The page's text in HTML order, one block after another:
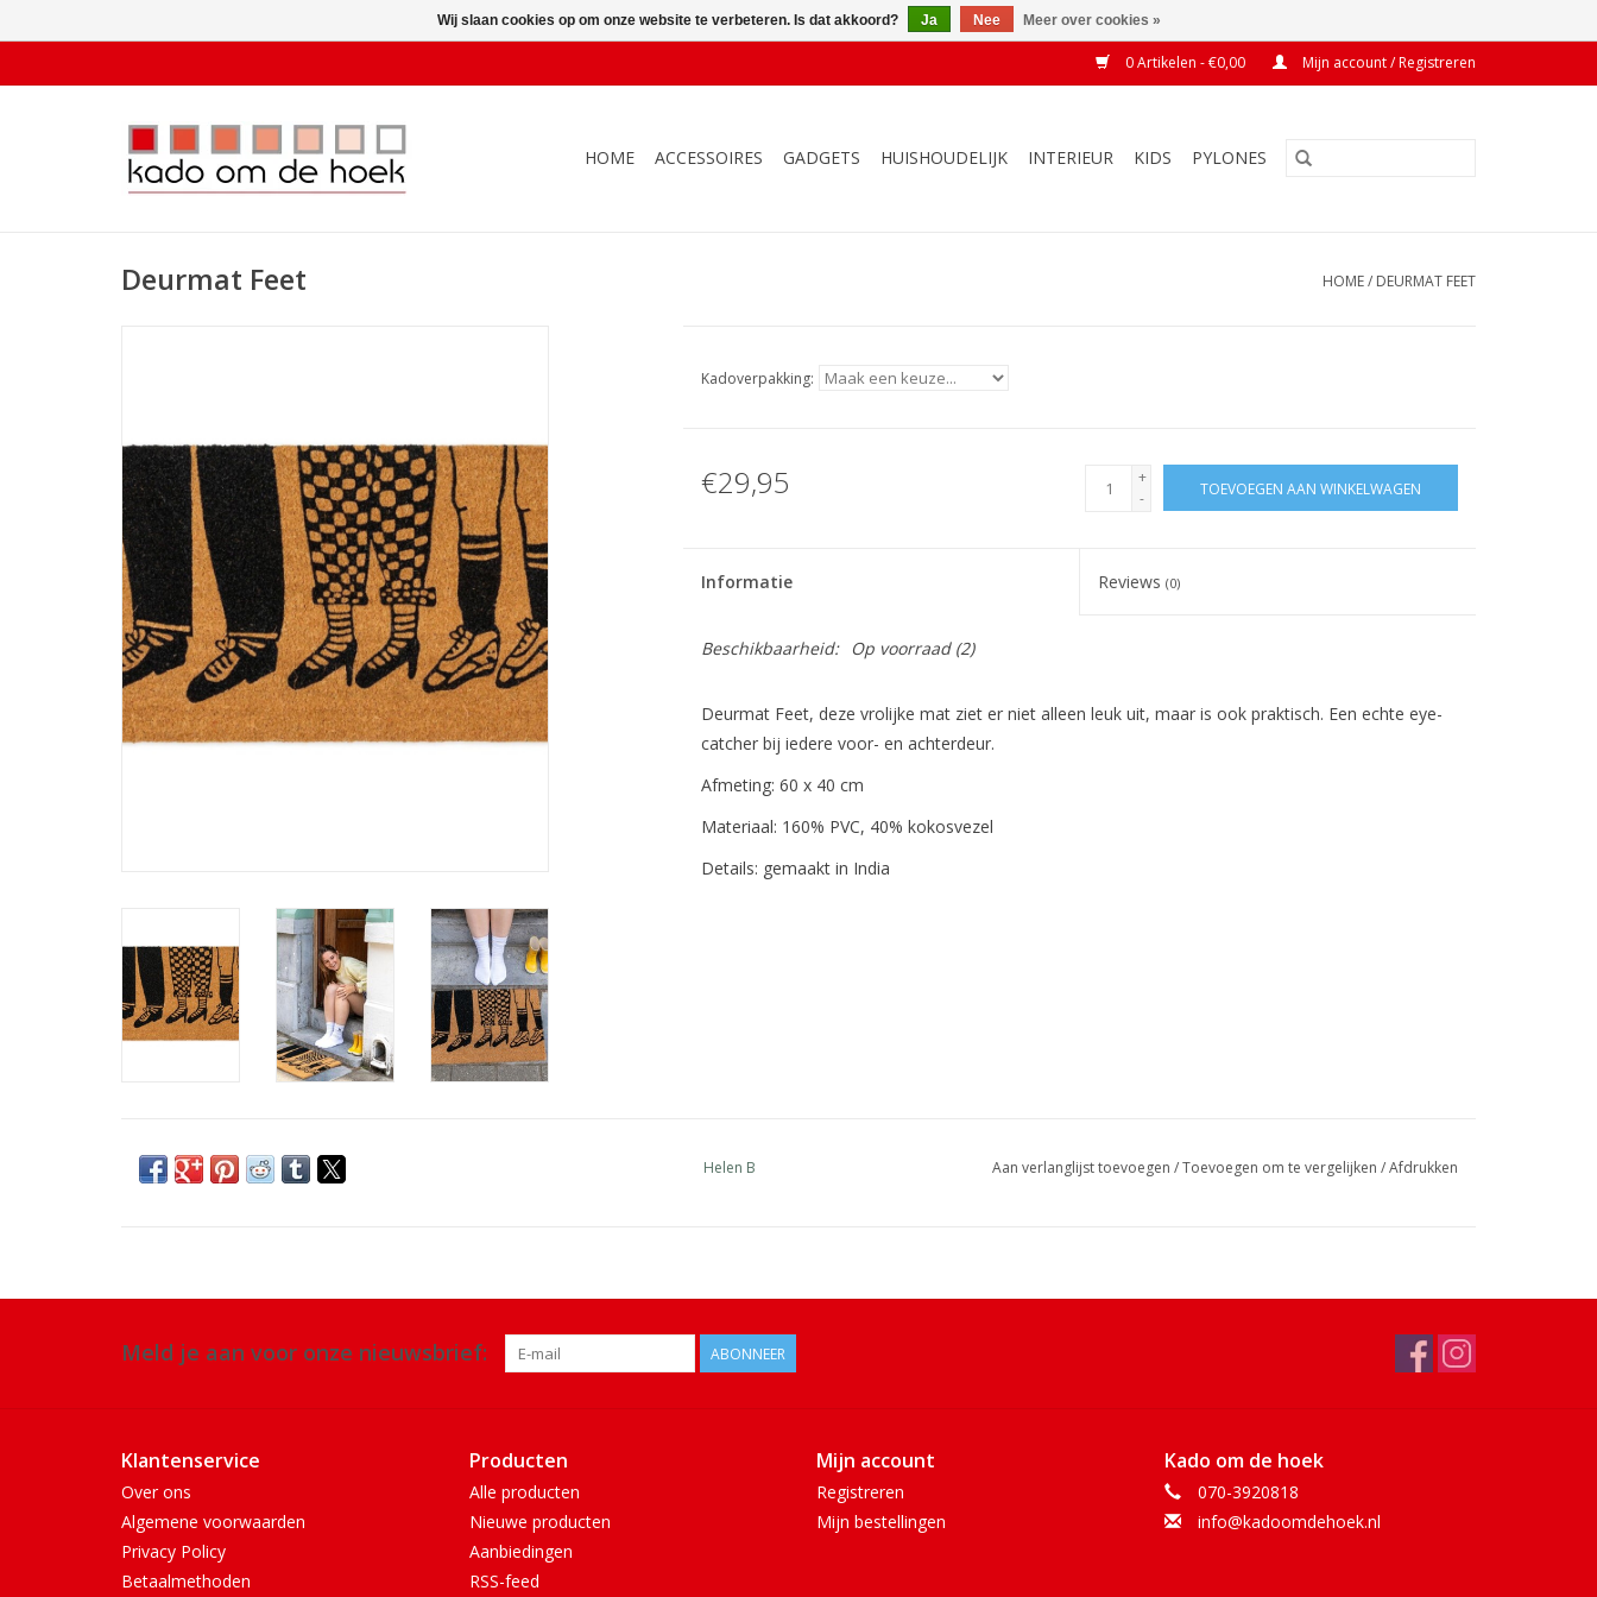
0 Artikelen - €0,00 Mijn account / Registreren
HOME ACCESSOIRES GADGETS HUISHOUDELIJK INTERIEUR KIDS PYLONES
Deurmat Feet HOME/ DEURMAT FEET
Kadoverpakking:
€29,95
+
-
TOEVOEGEN AAN WINKELWAGEN
Informatie Reviews(0)
Beschikbaarheid: Op voorraad(2)
Deurmat Feet, deze vrolijke mat ziet er niet alleen leuk uit, maar is ook praktisch. Een echte eye-
catcher bij iedere voor- en achterdeur.
Afmeting: 60 x 40 cm
Materiaal: 160% PVC, 40% kokosvezel
Details: gemaakt in India
Helen B Aan verlanglijst toevoegen /Toevoegen om te vergelijken /Afdrukken
Meld je aan voor onze nieuwsbrief: ABONNEER
Klantenservice
Over ons
Algemene voorwaarden
Privacy Policy
Betaalmethoden
Producten
Alle producten
Nieuwe producten
Aanbiedingen
RSS-feed
Mijn account
Registreren
Mijn bestellingen
Kado om de hoek
070-3920818
info@kadoomdehoek.nl
Wij slaan cookies op om onze website te verbeteren. Is dat akkoord? Ja Nee Meer over cookies »